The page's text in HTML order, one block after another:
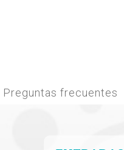
Preguntas frecuentes